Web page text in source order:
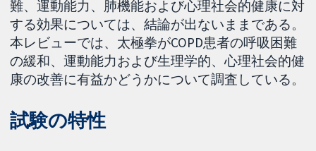
難、運動能力、肺機能および心理社会的健康に対
する効果については、結論が出ないままである。
本レビューでは、太極拳がCOPD患者の呼吸困難
の緩和、運動能力および生理学的、心理社会的健
康の改善に有益かどうかについて調査している。
試験の特性